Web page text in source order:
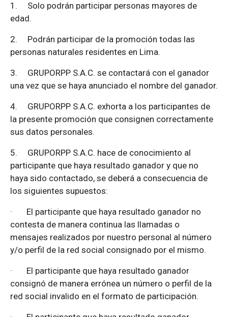
1. Solo podrán participar personas mayores de
edad.
2. Podrán participar de la promoción todas las
personas naturales residentes en Lima.
3. GRUPORPP S.A.C. se contactará con el ganador
una vez que se haya anunciado el nombre del ganador.
4. GRUPORPP S.A.C. exhorta a los participantes de
la presente promoción que consignen correctamente
sus datos personales.
5. GRUPORPP S.A.C. hace de conocimiento al
participante que haya resultado ganador y que no
haya sido contactado, se deberá a consecuencia de
los siguientes supuestos:
· El participante que haya resultado ganador no
contesta de manera continua las llamadas o
mensajes realizados por nuestro personal al número
y/o perfil de la red social consignado por el mismo.
· El participante que haya resultado ganador
consignó de manera errónea un número o perfil de la
red social invalido en el formato de participación.